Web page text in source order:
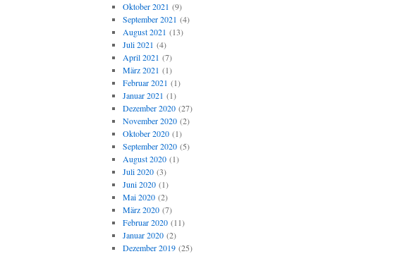
Oktober 2021 (9)
September 2021 (4)
August 2021 (13)
Juli 2021 (4)
April 2021 (7)
März 2021 (1)
Februar 2021 (1)
Januar 2021 (1)
Dezember 2020(27)
November 2020(2)
Oktober 2020(1)
September 2020(5)
August 2020(1)
Juli 2020(3)
Juni 2020(1)
Mai 2020(2)
März 2020(7)
Februar 2020(11)
Januar 2020(2)
Dezember 2019(25)